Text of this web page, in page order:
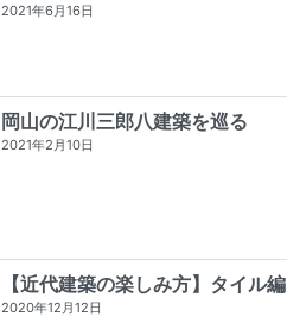
2021年6月16日
岡山の江川三郎八建築を巡る
2021年2月10日
【近代建築の楽しみ方】タイル編
2020年12月12日